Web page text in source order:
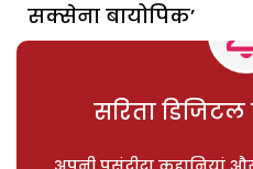
सक्सेना बायोपिक’
सरिता